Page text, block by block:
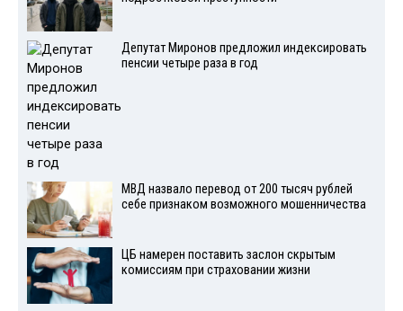
Депутат Миронов предложил индексировать
пенсии четыре раза в год
МВД назвало перевод от 200 тысяч рублей
себе признаком возможного мошенничества
ЦБ намерен поставить заслон скрытым
комиссиям при страховании жизни